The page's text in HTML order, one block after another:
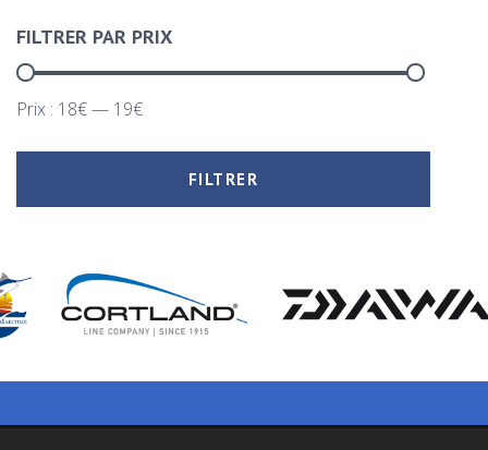
FILTRER PAR PRIX
FILTRER
Prix : 18€— 19€